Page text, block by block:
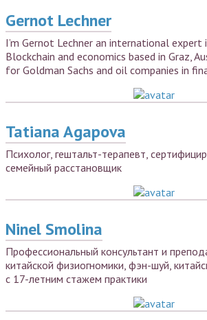
Gernot Lechner
I’m Gernot Lechner an international expert
Blockchain and economics based in Graz,
for Goldman Sachs and oil companies in
Tatiana Agapova
Психолог, гештальт-терапевт,
семейный расстановщик
Ninel Smolina
Профессиональный консультант и
китайской физиогномики, фэн-шуй,
с 17-летним стажем практики